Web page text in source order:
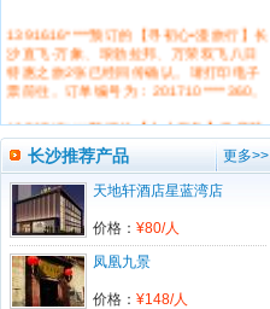
沙直飞-万象、琅勃拉邦、万荣双飞八日
特惠之旅2张已经回传确认。请打印电子
票前往。订单编号为：201710****360。
空长沙直飞芭提雅 体验泰国第二大原始
海岛象岛6日游2张已经回传确认。请打印
电子票前往。订单编号为：201709****5
47。
1817350****预订的【泰豪享】长沙直飞
微笑泰国6日7日游（芭提雅进出）2张已
经回传确认。请打印电子票前往。订单编
号为：201709****271。
更多>>
长沙推荐产品
天地轩酒店星蓝湾店
价格： ¥80/人
凤凰九景
价格： ¥148/人